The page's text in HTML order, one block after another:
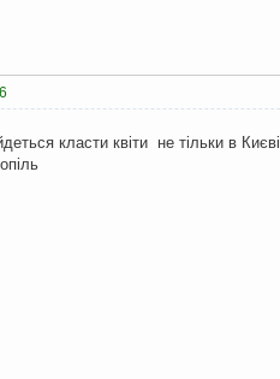
класти квіти не тільки в Києві,